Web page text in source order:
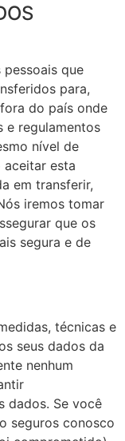
que
para,
do país onde
e regulamentos
nível de
esta
em transferir,
iremos tomar
que os
segura e de
técnicas e
seus dados da
nenhum
dados. Se você
seguros conosco